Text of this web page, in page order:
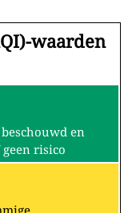
waarden
en
risico